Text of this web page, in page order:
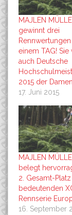
MAJLEN
gewinnt drei
Rennwertungen
einem TAG! Sie
auch Deutsche
2015 der
17. Juni 2015
MAJLEN
belegt
2. Gesamt-
bedeutenden
Rennserie
16. September